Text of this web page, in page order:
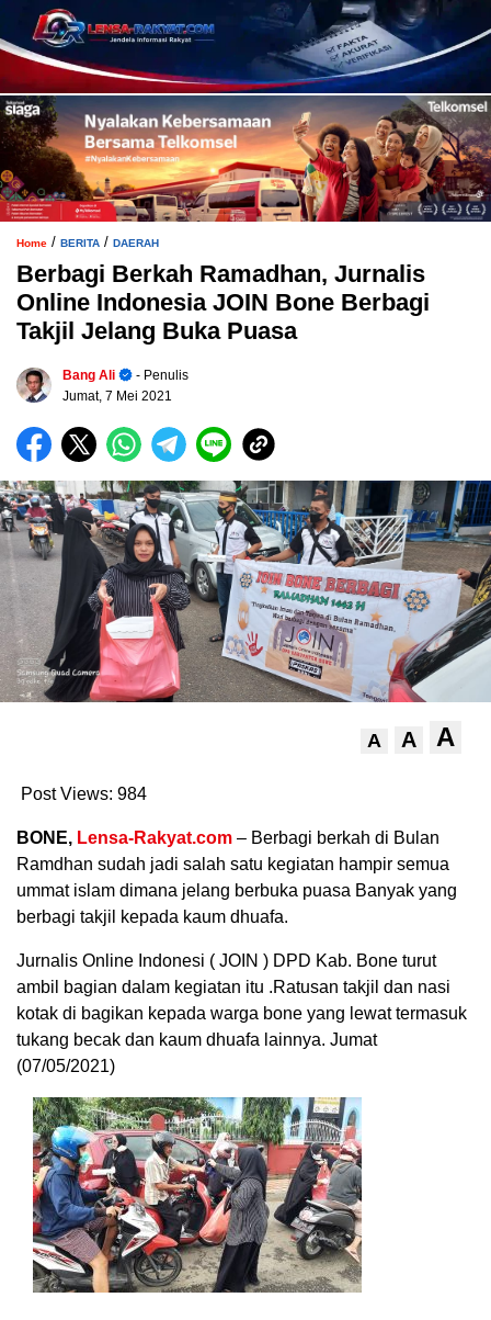
Home / BERITA / DAERAH
Berbagi Berkah Ramadhan, Jurnalis
Online Indonesia JOIN Bone Berbagi
Takjil Jelang Buka Puasa
Bang Ali
- Penulis
Jumat, 7 Mei 2021
A A A
Post Views: 984
BONE, Lensa-Rakyat.com – Berbagi berkah di Bulan
Ramdhan sudah jadi salah satu kegiatan hampir semua
ummat islam dimana jelang berbuka puasa Banyak yang
berbagi takjil kepada kaum dhuafa.
Jurnalis Online Indonesi ( JOIN ) DPD Kab. Bone turut
ambil bagian dalam kegiatan itu .Ratusan takjil dan nasi
kotak di bagikan kepada warga bone yang lewat termasuk
tukang becak dan kaum dhuafa lainnya. Jumat
(07/05/2021)